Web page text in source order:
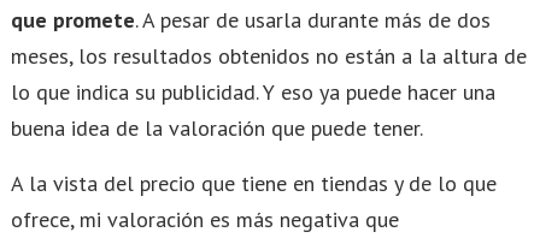
que promete. A pesar de usarla durante más de dos
meses, los resultados obtenidos no están a la altura de
lo que indica su publicidad. Y eso ya puede hacer una
buena idea de la valoración que puede tener.
A la vista del precio que tiene en tiendas y de lo que
ofrece, mi valoración es más negativa que